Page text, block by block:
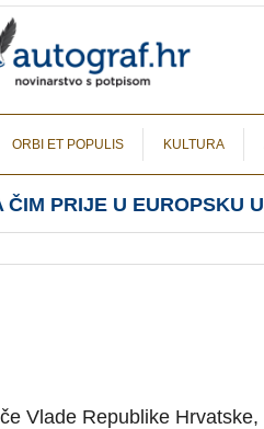
ORBI ET POPULIS KULTURA
ČIM PRIJE U EUROPSKU
Vlade Republike Hrvatske,